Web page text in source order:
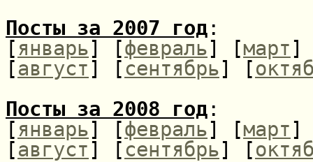
Посты за 2007 год :
[январь] [февраль] [март]
[август] [сентябрь] [
Посты за 2008 год :
[январь] [февраль] [март]
[август] [сентябрь] [